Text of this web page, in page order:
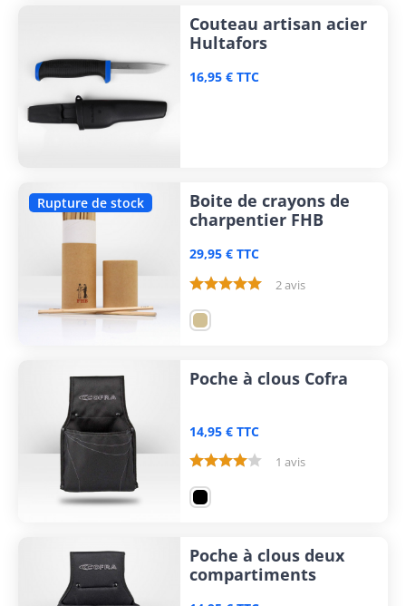
Couteau artisan acier
Hultafors
16,95 € TTC
Rupture de stock
Boite de crayons de
charpentier FHB
29,95 € TTC
2 avis
Poche à clous Cofra
14,95 € TTC
1 avis
Poche à clous deux
compartiments